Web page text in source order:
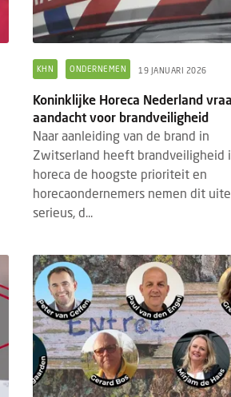
KHN ONDERNEMEN 19 JANUARI 2026
Koninklijke Horeca Nederland
aandacht voor brandveiligheid
Naar aanleiding van de brand in
Zwitserland heeft brandveiligheid
horeca de hoogste prioriteit en
horecaondernemers nemen dit
serieus, d...